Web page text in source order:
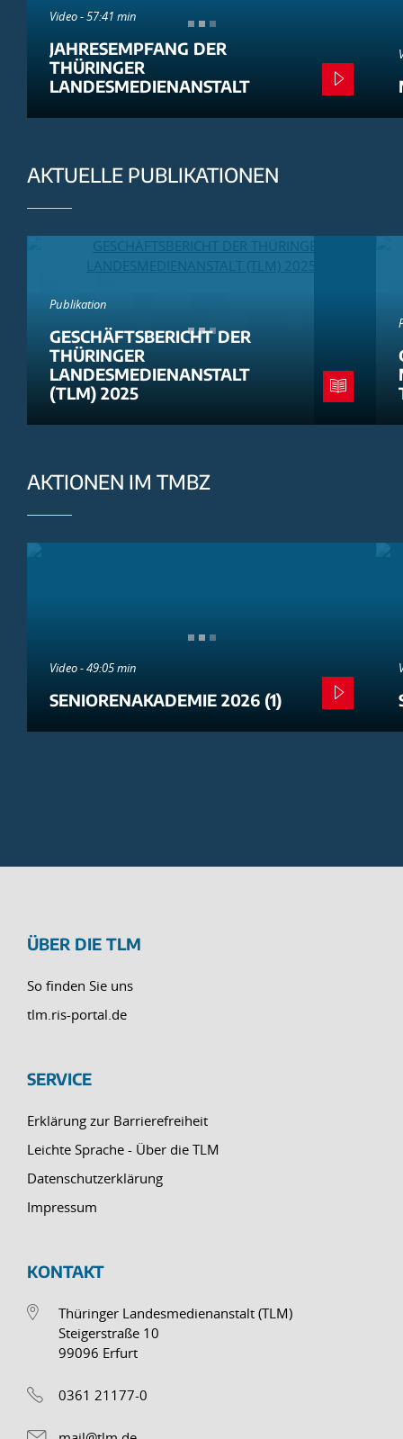
Video - 57:41 min
JAHRESEMPFANG DER
THÜRINGER
LANDESMEDIENANSTALT
AKTUELLE PUBLIKATIONEN
Publikation
GESCHÄFTSBERICHT DER
THÜRINGER
LANDESMEDIENANSTALT
(TLM) 2025
AKTIONEN IM TMBZ
Video - 49:05 min
SENIORENAKADEMIE 2026 (1)
ÜBER DIE TLM
So finden Sie uns
tlm.ris-portal.de
SERVICE
Erklärung zur Barrierefreiheit
Leichte Sprache - Über die TLM
Datenschutzerklärung
Impressum
KONTAKT
Thüringer Landesmedienanstalt (TLM)
Steigerstraße 10
99096 Erfurt
0361 21177-0